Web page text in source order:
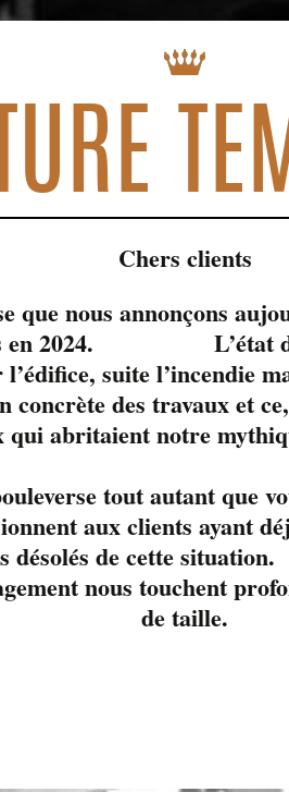
Chers clients
que nous annonçons
en 2024. L’état des
suite l’incendie
concrète des travaux et
abritaient notre
tout autant que
aux clients ayant
désolés de cette
nous touchent
de taille.